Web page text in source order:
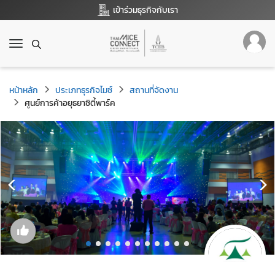
เข้าร่วมธุรกิจกับเรา
T
g
g
l
e
n
a
v
i
g
a
t
i
o
n
หน้าหลัก ประเภทธุรกิจไมซ์
สถานที่จัดงาน
ศูนย์การค้าอยุธยาซิตี้พาร์ค